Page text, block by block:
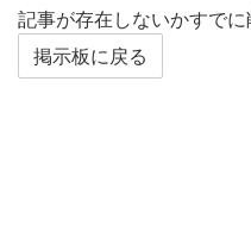
記事が存在しないかすで
掲示板に戻る